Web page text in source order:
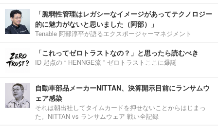
「脆弱性管理はレガシーなイメージがあってテクノロジー
的に魅力がないと思いました（阿部）」
Tenable 阿部淳平が語るエクスポージャーマネジメント
「これってゼロトラストなの？」と思ったら読むべき
ID 起点の “ HENNGE流 ” ゼロトラストここに爆誕
自動車部品メーカーNITTAN、決算開示目前にランサムウ
ェア感染
それは朝出社してタイムカードを押せないことからはじまっ
た。NITTAN vs ランサムウェア 戦い全記録